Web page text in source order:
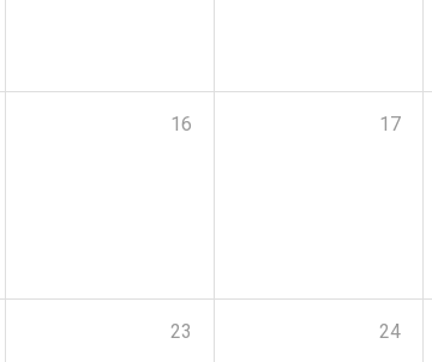
16 17
23 24